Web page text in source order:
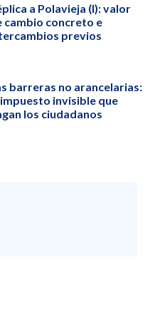
a Polavieja (I): valor
cambio concreto e
previos
barreras no arancelarias:
invisible que
los ciudadanos